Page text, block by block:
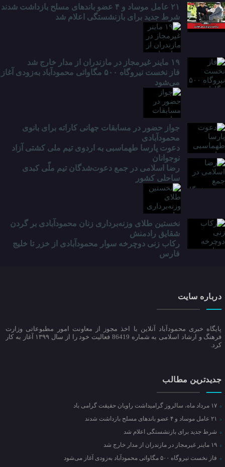
۲۱ عامل موساد و ۴ عضو باند‌های مسلح بازداشت شدند
شرط جدید برای بازنشستگی اعلام شد
۱۹ ماینر غیرمجاز در مازندران از مدار خارج شد
فاز نخست نیروگاه ۵۰۰ مگاواتی محمودآباد به‌زودی آغاز
می‌شود
جواز حضور در مسابقات جهانی کاراته برای بانوی
محمودآبادی
دعوت پارسا طهماسبی به اردوی تیم ملی کشتی آزاد
نوجوانان
رضا اسلامی در جمع دعوت‌شدگان تیم ملّی کبدی
ساحلی کشور
نخستین طلای وزنه‌برداری زنان محمودآبادی بر گردن
شقایق رادمنش
رکاب زنی دوچرخه سوار محمودآبادی از خزر تا خلیج
فارس
درباره سایت
پایگاه خبری محمودآباد آنلاین با اخذ مجوز از معاونت امور مطبوعاتی وزارت
فرهنگ و ارشاد اسلامی به شماره 86419 فعالیت خود را از سال ۱۳۹۹ آغاز به کار
کرد.
جدیدترین مطالب
شرط جدید برای بازنشستگی اعلام شد
فاز نخست نیروگاه ۵۰۰ مگاواتی محمودآباد به‌زودی آغاز می‌شود